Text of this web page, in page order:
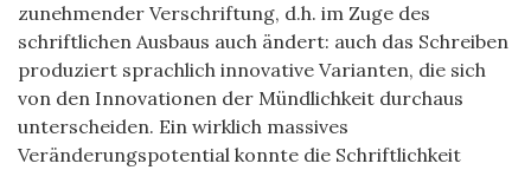
zunehmender Verschriftung, d.h. im Zuge des
schriftlichen Ausbaus auch ändert: auch das Schreiben
produziert sprachlich innovative Varianten, die sich
von den Innovationen der Mündlichkeit durchaus
unterscheiden. Ein wirklich massives
Veränderungspotential konnte die Schriftlichkeit